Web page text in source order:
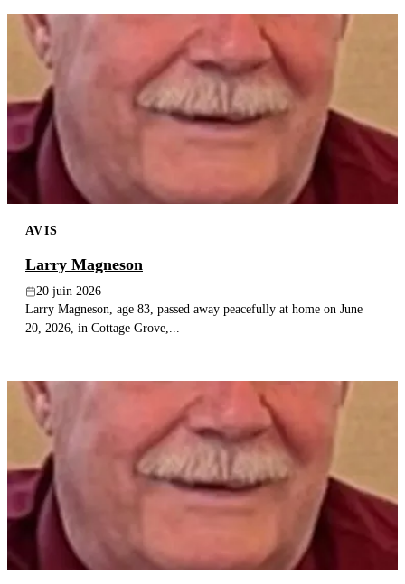
Éternea
Blog
Publier un avis
Recherche
AVIS
Larry Magneson
20 juin 2026
Larry Magneson, age 83, passed away peacefully at home on June
20, 2026, in Cottage Grove,...